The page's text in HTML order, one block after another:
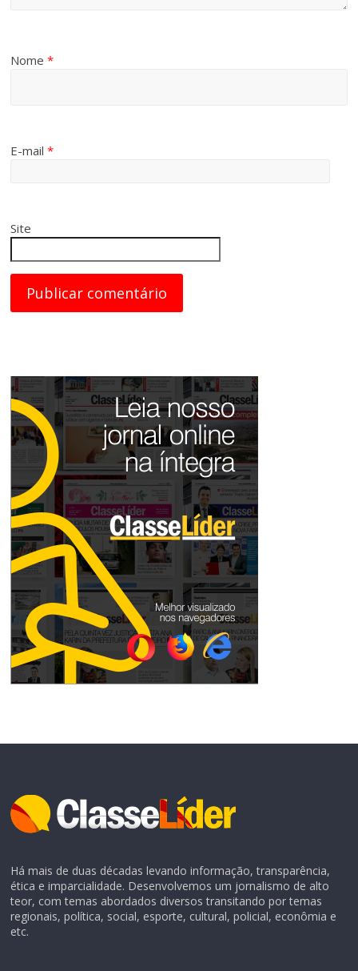
Nome*
E-mail*
Site
Há mais de duas décadas levando informação, transparência,
ética e imparcialidade. Desenvolvemos um jornalismo de alto
teor, com temas abordados diversos transitando por temas
regionais, política, social, esporte, cultural, policial, econômia e
etc.